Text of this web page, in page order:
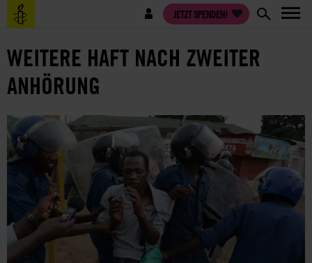
Direkt
zum
Benutzermenü JETZT SPENDEN!
WEITERE HAFT NACH ZWEITER
ANHÖRUNG